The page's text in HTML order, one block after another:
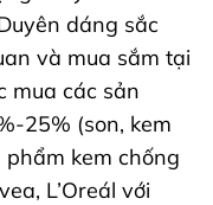
dáng sắc
và mua sắm tại
mua các sản
25% (son, kem
phẩm kem chống
L’Oreál với